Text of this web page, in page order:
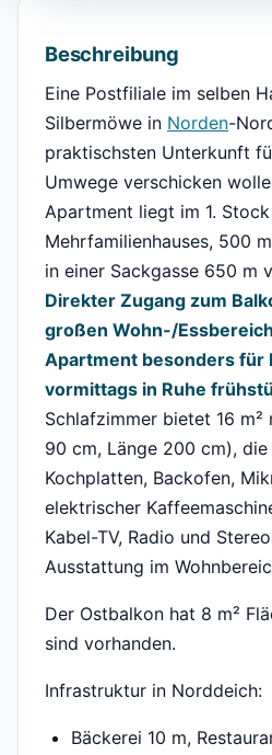
Beschreibung
Eine Postfiliale im selben
Silbermöwe in Norden-
praktischsten Unterkunft
Umwege verschicken
Apartment liegt im 1.
Mehrfamilienhauses, 500
in einer Sackgasse 650 m
Direkter Zugang zum
großen Wohn-/
Apartment besonders für
vormittags in Ruhe
Schlafzimmer bietet 16
90 cm, Länge 200 cm),
Kochplatten, Backofen,
elektrischer
Kabel-TV, Radio und
Ausstattung im
Der Ostbalkon hat 8 m²
sind vorhanden.
Infrastruktur in Norddeich:
Bäckerei 10 m,